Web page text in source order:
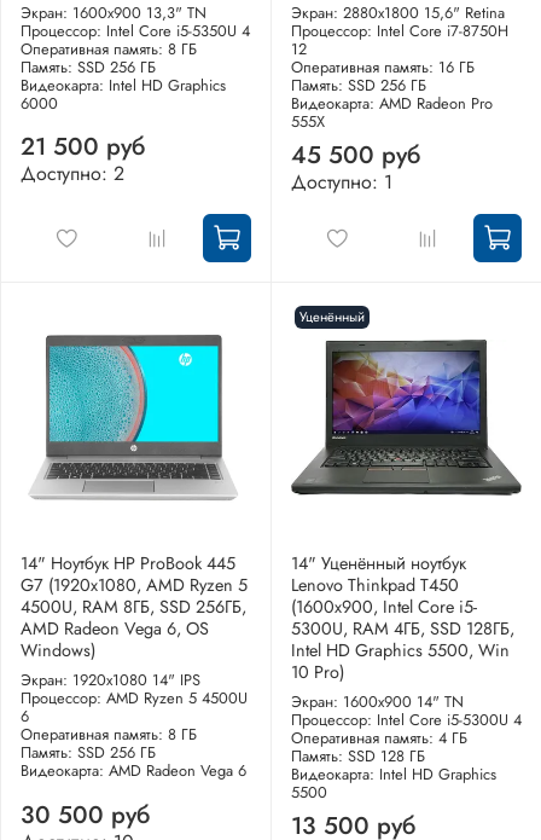
Экран: 1600x900 13,3" TN
Процессор: Intel Core i5-5350U 4
Оперативная память: 8 ГБ
Память: SSD 256 ГБ
Видеокарта: Intel HD Graphics
6000
21 500 руб
Доступно: 2
Экран: 2880x1800 15,6" Retina
Процессор: Intel Core i7-8750H
12
Оперативная память: 16 ГБ
Память: SSD 256 ГБ
Видеокарта: AMD Radeon Pro
555X
45 500 руб
Доступно: 1
14" Ноутбук HP ProBook 445
G7 (1920x1080, AMD Ryzen 5
4500U, RAM 8ГБ, SSD 256ГБ,
AMD Radeon Vega 6, OS
Windows)
Экран: 1920x1080 14" IPS
Процессор: AMD Ryzen 5 4500U
6
Оперативная память: 8 ГБ
Память: SSD 256 ГБ
Видеокарта: AMD Radeon Vega 6
30 500 руб
Уценённый
14" Уценённый ноутбук
Lenovo Thinkpad T450
(1600x900, Intel Core i5-
5300U, RAM 4ГБ, SSD 128ГБ,
Intel HD Graphics 5500, Win
10 Pro)
Экран: 1600x900 14" TN
Процессор: Intel Core i5-5300U 4
Оперативная память: 4 ГБ
Память: SSD 128 ГБ
Видеокарта: Intel HD Graphics
5500
13 500 руб